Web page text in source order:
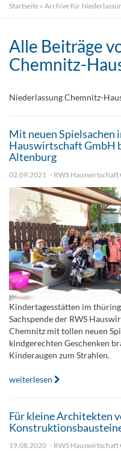
Startseite » Archive für
Alle Beiträge
Chemnitz-
Niederlassung Chemnitz-
Mit neuen Spielsachen
Hauswirtschaft GmbH
Altenburg
02.09.2021 RWS Hauswirtschaft
Kindertagesstätten im
Sachspende der RWS
Chemnitz mit tollen neuen
kindgerechten Geschenken
Kinderaugen zum Strahlen.
weiterlesen
Für kleine Architekten
19.08.2020 RWS Hauswirtschaft